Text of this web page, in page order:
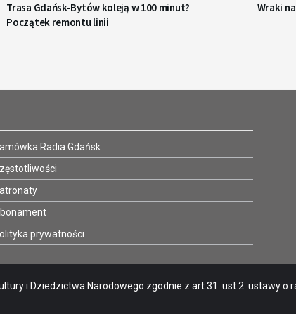
Trasa Gdańsk-Bytów koleją w 100 minut?
Początek remontu linii
Wraki
Radia Gdańsk
prywatności
i Dziedzictwa Narodowego zgodnie z art.31. ust.2. ustawy o